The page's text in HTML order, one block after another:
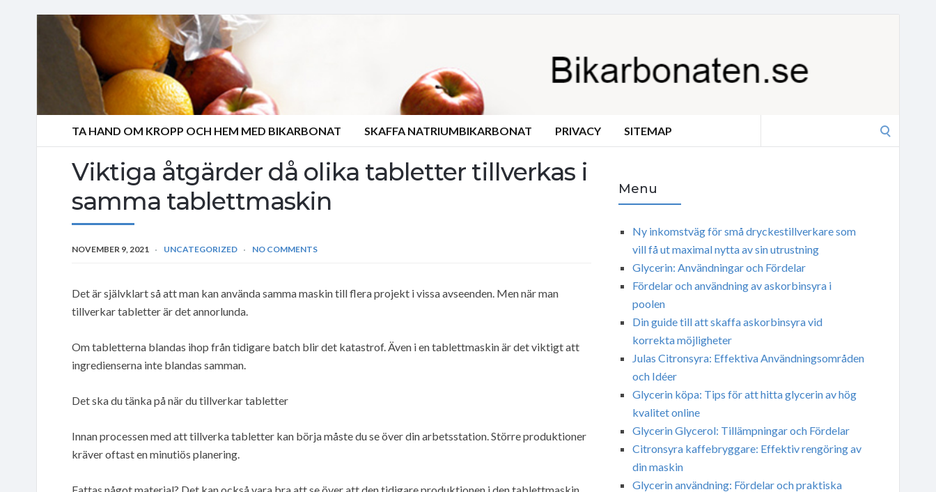
TA HAND OM KROPP OCH HEM MED BIKARBONAT SKAFFA NATRIUMBIKARBONAT PRIVACY SITEMAP
Viktiga åtgärder då olika tabletter tillverkas i
samma tablettmaskin
NOVEMBER 9, 2021 UNCATEGORIZED NO COMMENTS
Det är självklart så att man kan använda samma maskin till flera projekt i vissa avseenden. Men när man
tillverkar tabletter är det annorlunda.
Om tabletterna blandas ihop från tidigare batch blir det katastrof. Även i en tablettmaskin är det viktigt att
ingredienserna inte blandas samman.
Det ska du tänka på när du tillverkar tabletter
Innan processen med att tillverka tabletter kan börja måste du se över din arbetsstation. Större produktioner
kräver oftast en minutiös planering.
Menu
Ny inkomstväg för små dryckestillverkare som
vill få ut maximal nytta av sin utrustning
Glycerin: Användningar och Fördelar
Fördelar och användning av askorbinsyra i
poolen
Din guide till att skaffa askorbinsyra vid
korrekta möjligheter
Julas Citronsyra: Effektiva Användningsområden
och Idéer
Glycerin köpa: Tips för att hitta glycerin av hög
kvalitet online
Glycerin Glycerol: Tillämpningar och Fördelar
Citronsyra kaffebryggare: Effektiv rengöring av
din maskin
Glycerin användning: Fördelar och praktiska